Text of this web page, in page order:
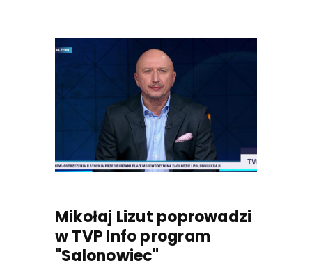
Mikołaj Lizut poprowadzi
w TVP Info program
"Salonowiec"